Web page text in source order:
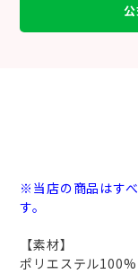
※当店の商品はす
す。
【素材】
ポリエステル100%